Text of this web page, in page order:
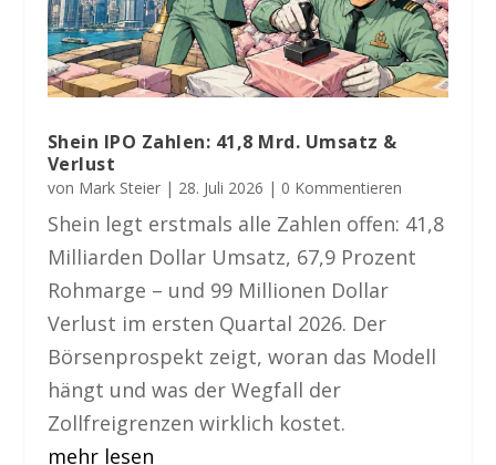
Shein IPO Zahlen: 41,8 Mrd. Umsatz &
Verlust
von Mark Steier| 28. Juli 2026 | 0 Kommentieren
Shein legt erstmals alle Zahlen offen: 41,8
Milliarden Dollar Umsatz, 67,9 Prozent
Rohmarge – und 99 Millionen Dollar
Verlust im ersten Quartal 2026. Der
Börsenprospekt zeigt, woran das Modell
hängt und was der Wegfall der
Zollfreigrenzen wirklich kostet.
mehr lesen